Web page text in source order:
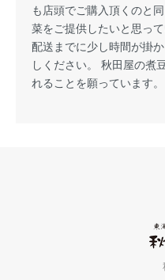
も店頭でご購入頂くのと
菜をご提供したいと思っ
配送までに少し時間が掛
しください。 秋田屋の煮
れることを願っています。